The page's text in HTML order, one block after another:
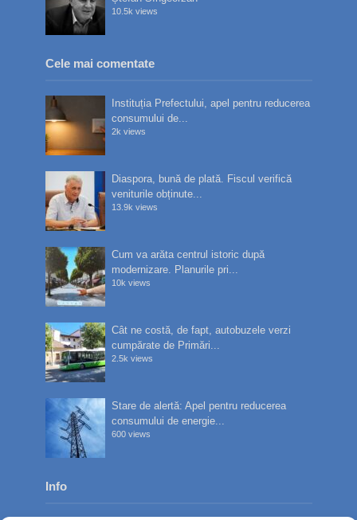
10.5k views
Cele mai comentate
Instituția Prefectului, apel pentru reducerea
consumului de...
2k views
Diaspora, bună de plată. Fiscul verifică
veniturile obținute...
13.9k views
Cum va arăta centrul istoric după
modernizare. Planurile pri...
10k views
Cât ne costă, de fapt, autobuzele verzi
cumpărate de Primări...
2.5k views
Stare de alertă: Apel pentru reducerea
consumului de energie...
600 views
Info